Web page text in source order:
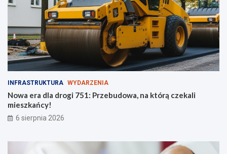
INFRASTRUKTURA WYDARZENIA
Nowa era dla drogi 751: Przebudowa, na którą czekali
mieszkańcy!
6 sierpnia 2026